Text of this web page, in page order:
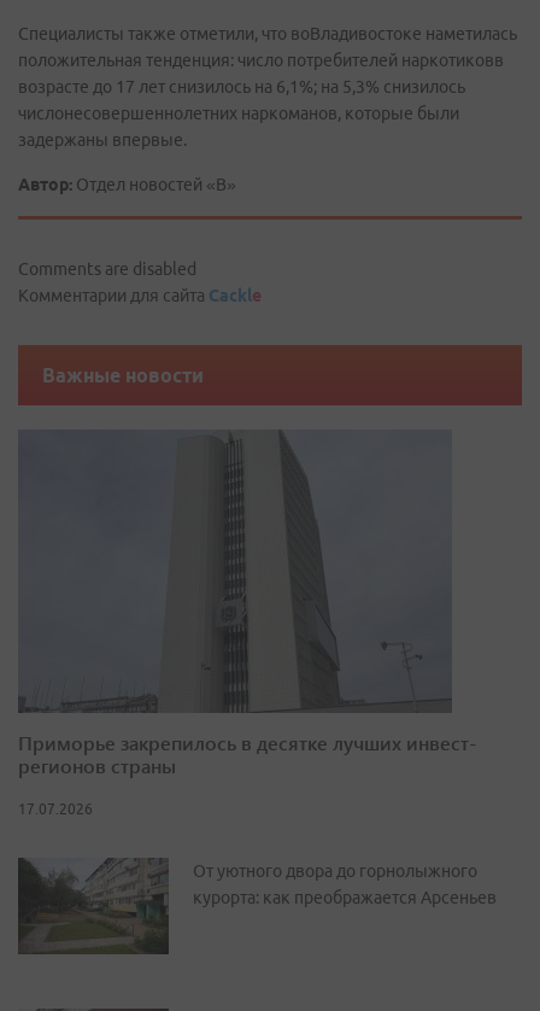
Специалисты также отметили, что воВладивостоке наметилась
положительная тенденция: число потребителей наркотиковв
возрасте до 17 лет снизилось на 6,1%; на 5,3% снизилось
числонесовершеннолетних наркоманов, которые были
задержаны впервые.
Автор: Отдел новостей «В»
Comments are disabled
Комментарии для сайта Cackle
Важные новости
Приморье закрепилось в десятке лучших инвест-
регионов страны
17.07.2026
От уютного двора до горнолыжного
курорта: как преображается Арсеньев